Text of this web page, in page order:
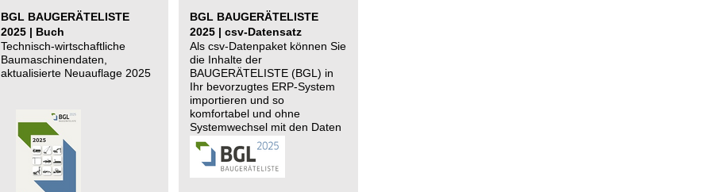
BGL BAUGERÄTELISTE
2025 | Buch
Technisch-wirtschaftliche
Baumaschinendaten,
aktualisierte Neuauflage 2025
BGL BAUGERÄTELISTE
2025 | csv-Datensatz
Als csv-Datenpaket können Sie
die Inhalte der
BAUGERÄTELISTE (BGL) in
Ihr bevorzugtes ERP-System
importieren und so
komfortabel und ohne
Systemwechsel mit den Daten
arbeiten.